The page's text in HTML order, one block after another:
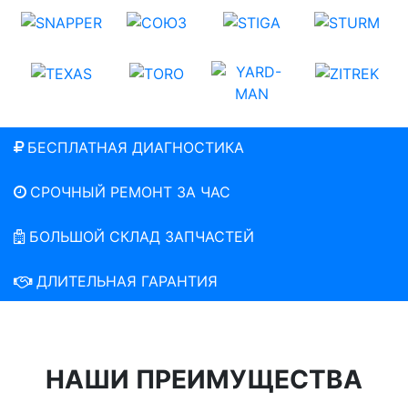
БЕСПЛАТНАЯ ДИАГНОСТИКА
СРОЧНЫЙ РЕМОНТ ЗА ЧАС
БОЛЬШОЙ СКЛАД ЗАПЧАСТЕЙ
ДЛИТЕЛЬНАЯ ГАРАНТИЯ
НАШИ ПРЕИМУЩЕСТВА